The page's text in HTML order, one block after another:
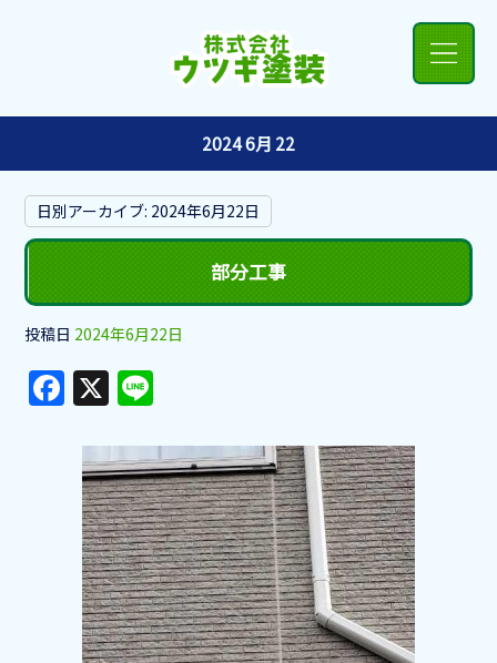
2024 6月 22
日別アーカイブ: 2024年6月22日
部分工事
投稿日 2024年6月22日
F
a
c
e
b
o
o
k
X
e